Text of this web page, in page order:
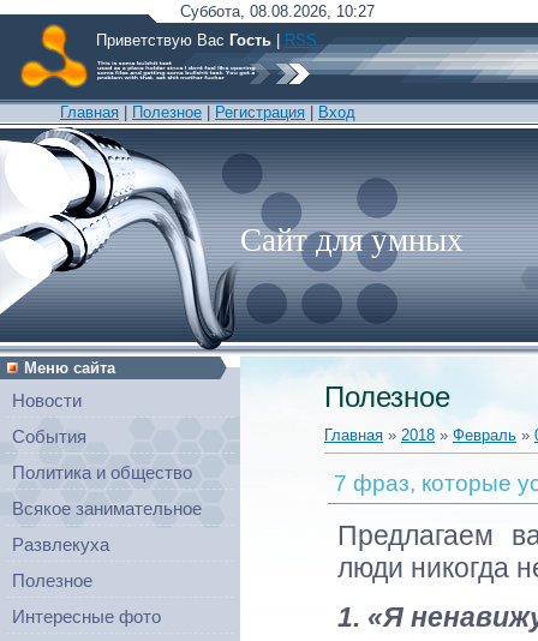
Суббота, 08.08.2026, 10:27
Приветствую Вас Гость RSS
Главная Полезное Регистрация Вход
Сайт для умных
Меню сайта
Новости
События
Политика и общество
Всякое занимательное
Развлекуха
Полезное
Интересные фото
Полезное
Главная » 2018 » Февраль »
7 фраз, которые
Предлагаем
люди никогда
1. «Я